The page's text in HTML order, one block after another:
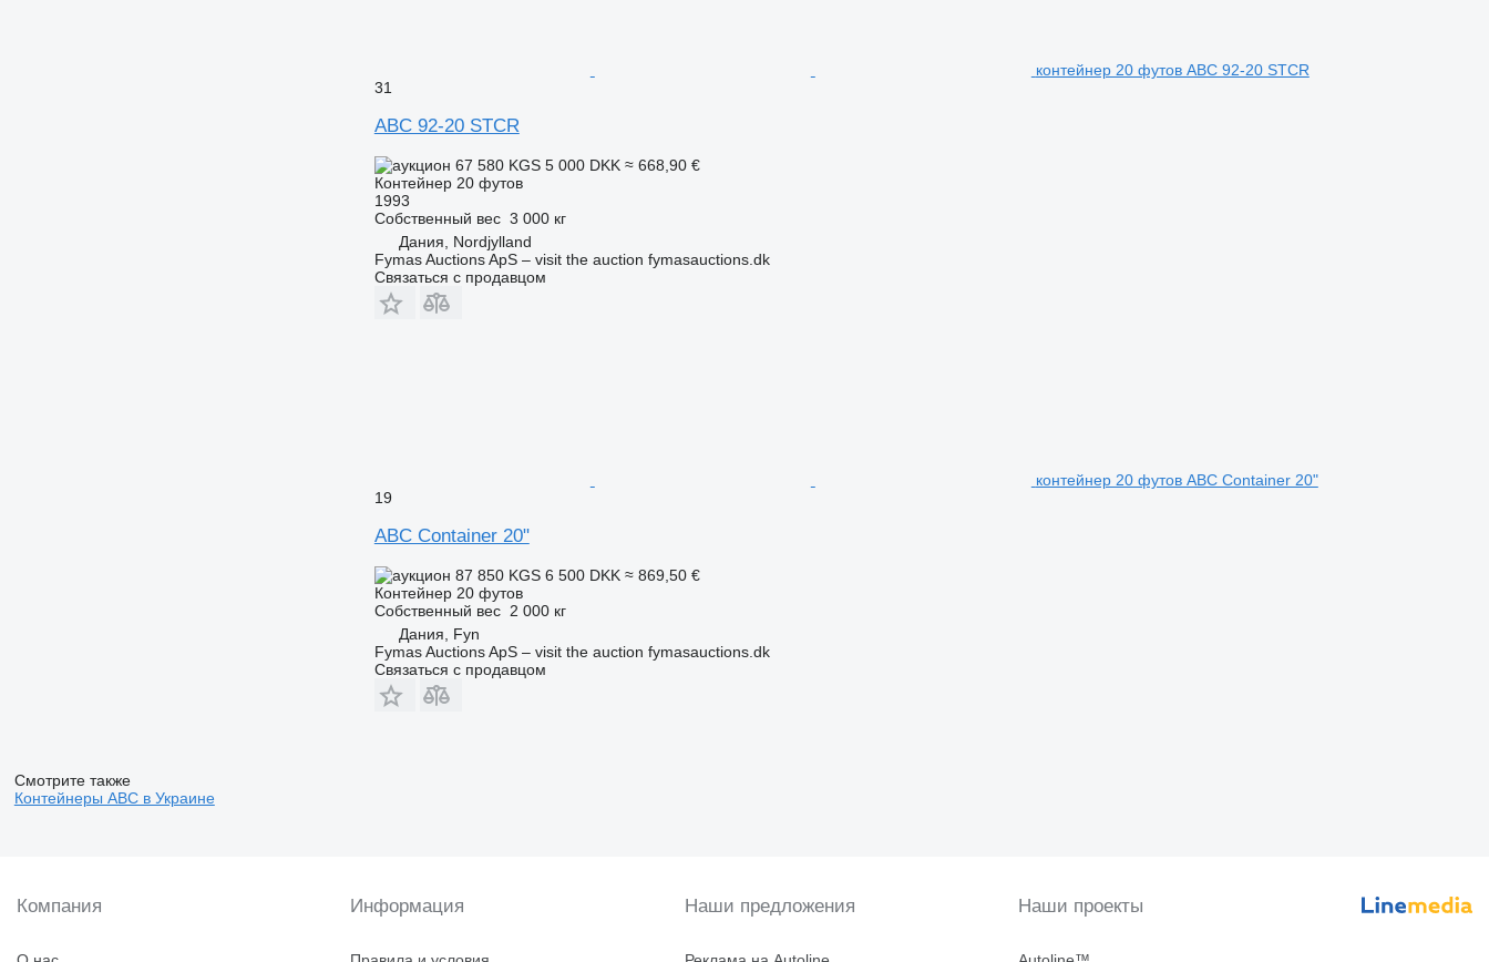
контейнер 20 футов ABC 92-20 STCR
31
ABC 92-20 STCR
67 580 KGS 5 000 DKK ≈ 668,90 €
Контейнер 20 футов
1993
Собственный вес 3 000 кг
Дания, Nordjylland
Fymas Auctions ApS – visit the auction fymasauctions.dk
Связаться с продавцом
контейнер 20 футов ABC Container 20"
19
ABC Container 20"
87 850 KGS 6 500 DKK ≈ 869,50 €
Контейнер 20 футов
Собственный вес 2 000 кг
Дания, Fyn
Fymas Auctions ApS – visit the auction fymasauctions.dk
Связаться с продавцом
Смотрите также
Контейнеры ABC в Украине
Компания Информация Наши предложения Наши проекты